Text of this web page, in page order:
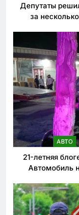
Депутаты
за
АВТО
21-летняя
Автомобиль